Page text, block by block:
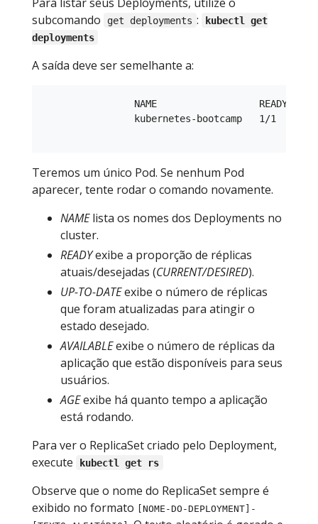
subcomando
get deployments :
kubectl get
deployments
A saída deve ser semelhante a:
NAME                  READY
kubernetes-bootcamp   1/1     1
Teremos um único Pod. Se nenhum Pod
aparecer, tente rodar o comando novamente.
NAMElista os nomes dos Deployments no
cluster.
READYexibe a proporção de réplicas
atuais/desejadas (CURRENT/DESIRED).
UP-TO-DATEexibe o número de réplicas
que foram atualizadas para atingir o
estado desejado.
AVAILABLEexibe o número de réplicas da
aplicação que estão disponíveis para seus
usuários.
AGEexibe há quanto tempo a aplicação
está rodando.
Para ver o ReplicaSet criado pelo Deployment,
execute
kubectl get rs
Observe que o nome do ReplicaSet sempre é
exibido no formato
[NOME-DO-DEPLOYMENT]-